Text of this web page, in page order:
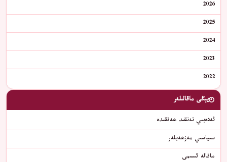
2026
2025
2024
2023
2022
يېڭى ماقالىلەر
ئەدەبىي تەنقىد ھەققىدە
سىياسىي مەزھەبلەر
ماقالە ئىسمى